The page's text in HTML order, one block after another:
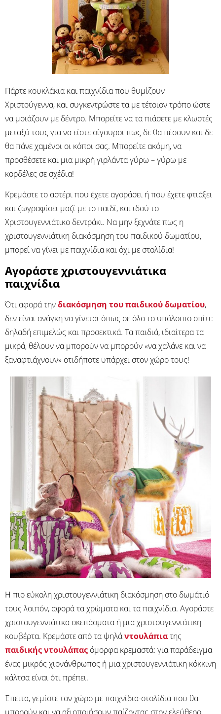
Πάρτε κουκλάκια και παιχνίδια που θυμίζουν
Χριστούγεννα, και συγκεντρώστε τα με τέτοιον τρόπο ώστε
να μοιάζουν με δέντρο. Μπορείτε να τα πιάσετε με κλωστές
μεταξύ τους για να είστε σίγουροι πως δε θα πέσουν και δε
θα πάνε χαμένοι οι κόποι σας. Μπορείτε ακόμη, να
προσθέσετε και μια μικρή γιρλάντα γύρω – γύρω με
κορδέλες σε σχέδια!
Κρεμάστε το αστέρι που έχετε αγοράσει ή που έχετε φτιάξει
και ζωγραφίσει μαζί με το παιδί, και ιδού το
Χριστουγεννιάτικο δεντράκι. Να μην ξεχνάτε πως η
χριστουγεννιάτικη διακόσμηση του παιδικού δωματίου,
μπορεί να γίνει με παιχνίδια και όχι με στολίδια!
Αγοράστε χριστουγεννιάτικα
παιχνίδια
Ότι αφορά τηνδιακόσμηση του παιδικού δωματίου,
δεν είναι ανάγκη να γίνεται όπως σε όλο το υπόλοιπο σπίτι:
δηλαδή επιμελώς και προσεκτικά. Τα παιδιά, ιδιαίτερα τα
μικρά, θέλουν να μπορούν να μπορούν «να χαλάνε και να
ξαναφτιάχνουν» οτιδήποτε υπάρχει στον χώρο τους!
Η πιο εύκολη χριστουγεννιάτικη διακόσμηση στο δωμάτιό
τους λοιπόν, αφορά τα χρώματα και τα παιχνίδια. Αγοράστε
χριστουγεννιάτικα σκεπάσματα ή μια χριστουγεννιάτικη
κουβέρτα. Κρεμάστε από τα ψηλάντουλάπιατης
παιδικής ντουλάπας όμορφα κρεμαστά: για παράδειγμα
ένας μικρός χιονάνθρωπος ή μια χριστουγεννιάτικη κόκκινη
κάλτσα είναι ότι πρέπει.
Έπειτα, γεμίστε τον χώρο με παιχνίδια-στολίδια που θα